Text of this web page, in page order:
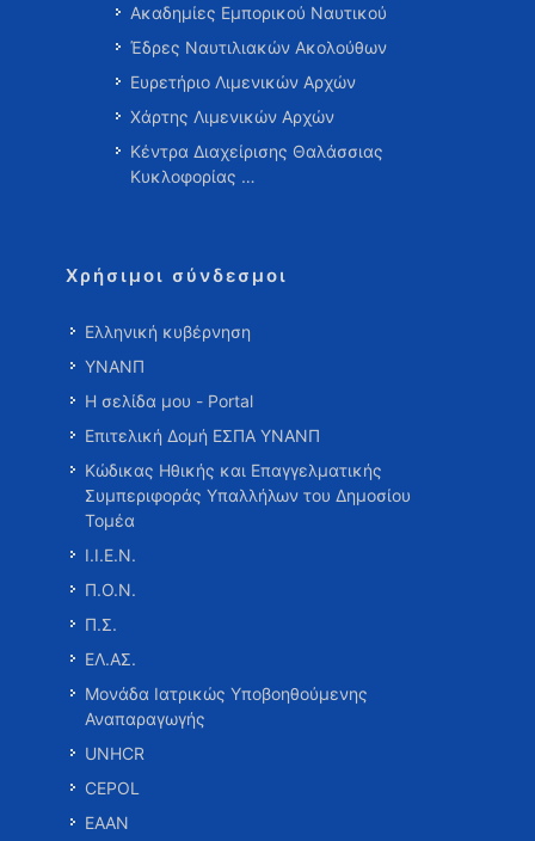
Ακαδημίες Εμπορικού Ναυτικού
Έδρες Ναυτιλιακών Ακολούθων
Ευρετήριο Λιμενικών Αρχών
Χάρτης Λιμενικών Αρχών
Κέντρα Διαχείρισης Θαλάσσιας
Κυκλοφορίας …
Χρήσιμοι σύνδεσμοι
Ελληνική κυβέρνηση
ΥΝΑΝΠ
Η σελίδα μου - Portal
Επιτελική Δομή ΕΣΠΑ ΥΝΑΝΠ
Κώδικας Ηθικής και Επαγγελματικής
Συμπεριφοράς Υπαλλήλων του Δημοσίου
Τομέα
Ι.Ι.Ε.Ν.
Π.Ο.Ν.
Π.Σ.
ΕΛ.ΑΣ.
Μονάδα Ιατρικώς Υποβοηθούμενης
Αναπαραγωγής
UNHCR
CEPOL
ΕΑΑΝ